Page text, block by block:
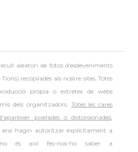
aleatori de fotos d'esdeveniments
recopilades als nostre sites. Totes
pròpia o extretes de webs
dels organitzadors. Totes les cares
pixelades o distorsionades,
ens hagin autoritzar explícitament a
és així fes-nos-ho saber a